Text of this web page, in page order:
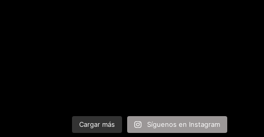
Cargar más Síguenos en Instagram